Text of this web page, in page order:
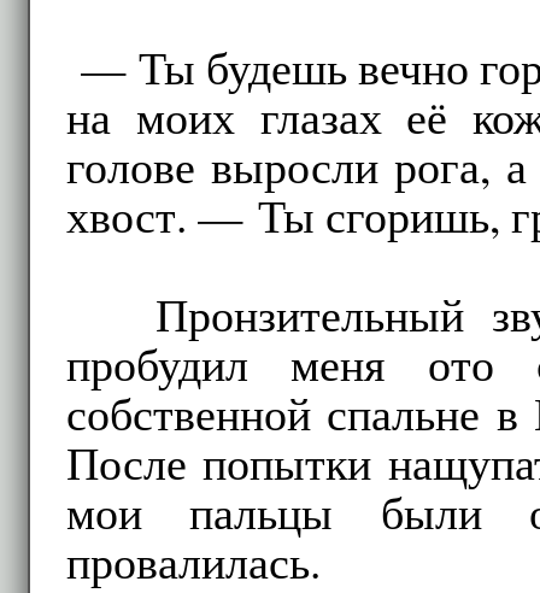
— Ты будешь вечно
на моих глазах её
голове выросли рога,
хвост. — Ты сгоришь,
Пронзительный
пробудил меня
собственной спальне
После попытки
мои пальцы были
провалилась.